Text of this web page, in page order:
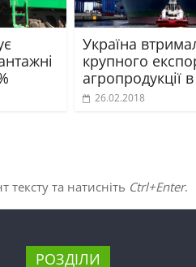
Україна
крупного
агропродукції
26.02.2018
та натисніть Ctrl+Enter.
РОЗДІЛИ